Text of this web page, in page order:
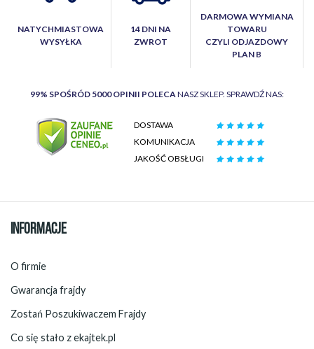
NATYCHMIASTOWA
WYSYŁKA
14 DNI NA
ZWROT
DARMOWA WYMIANA
TOWARU
CZYLI ODJAZDOWY
PLAN B
99% SPOŚRÓD 5000 OPINII POLECA NASZ SKLEP. SPRAWDŹ NAS:
DOSTAWA
KOMUNIKACJA
JAKOŚĆ OBSŁUGI
INFORMACJE
O firmie
Gwarancja frajdy
Zostań Poszukiwaczem Frajdy
Co się stało z ekajtek.pl